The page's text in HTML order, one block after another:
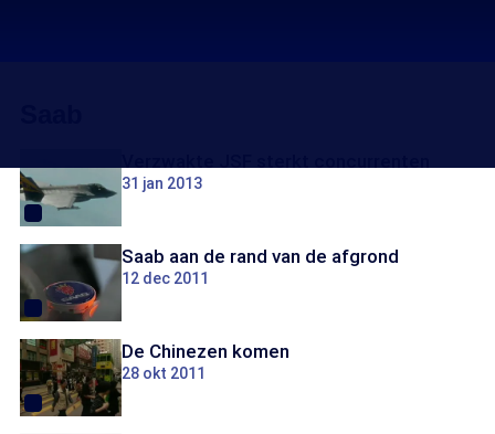
31 jan 2013
Saab aan de rand van de afgrond
12 dec 2011
De Chinezen komen
28 okt 2011